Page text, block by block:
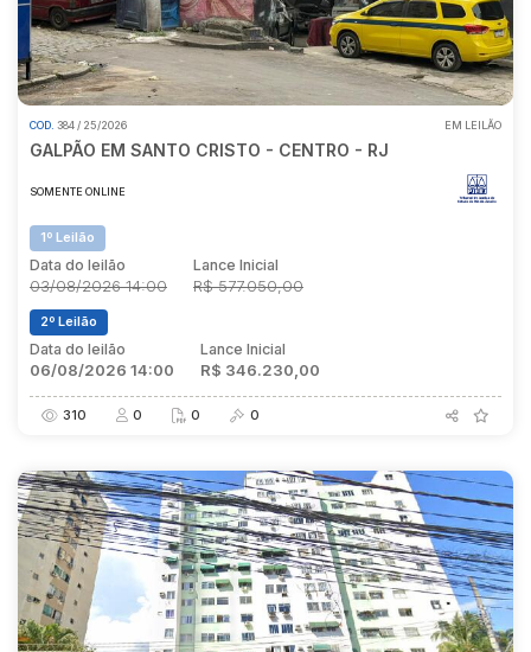
COD. 384 / 25/2026 EM LEILÃO
GALPÃO EM SANTO CRISTO - CENTRO - RJ
SOMENTE ONLINE
1º Leilão
Data do leilão
03/08/2026 14:00
Lance Inicial
R$ 577.050,00
2º Leilão
Data do leilão
06/08/2026 14:00
Lance Inicial
R$ 346.230,00
310 0 0 0